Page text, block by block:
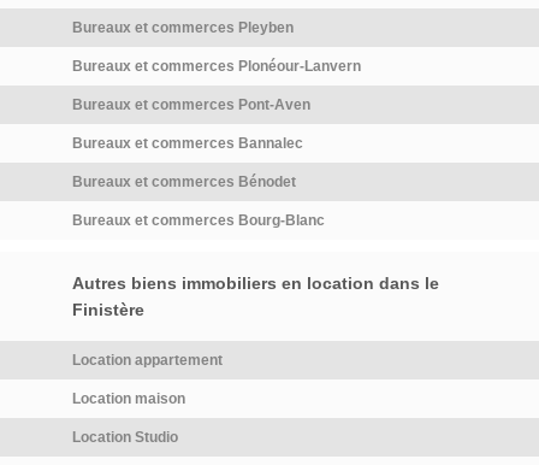
Bureaux et commerces Pleyben
Bureaux et commerces Plonéour-Lanvern
Bureaux et commerces Pont-Aven
Bureaux et commerces Bannalec
Bureaux et commerces Bénodet
Bureaux et commerces Bourg-Blanc
Autres biens immobiliers en location dans le
Finistère
Location appartement
Location maison
Location Studio